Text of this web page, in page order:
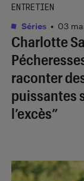
Charlotte
raconter
puissantes
l’excès”
ENTRETIEN
Séries • 03